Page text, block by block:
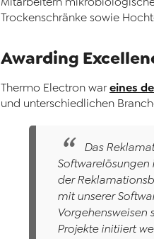
Trockenschränke sowie
Awarding
Thermo Electron wareines
und unterschiedlichen
Das
Softwarelösungen
der
mit unserer
Vorgehensweisen
Projekte initiiert